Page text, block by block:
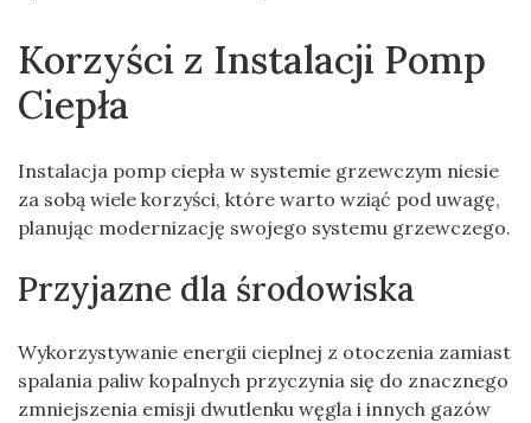
Korzyści z Instalacji Pomp
Ciepła
Instalacja pomp ciepła w systemie grzewczym niesie
za sobą wiele korzyści, które warto wziąć pod uwagę,
planując modernizację swojego systemu grzewczego.
Przyjazne dla środowiska
Wykorzystywanie energii cieplnej z otoczenia zamiast
spalania paliw kopalnych przyczynia się do znacznego
zmniejszenia emisji dwutlenku węgla i innych gazów